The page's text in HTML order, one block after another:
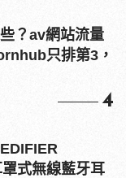
？av網站流量
只排第3，
4
式無線藍牙耳